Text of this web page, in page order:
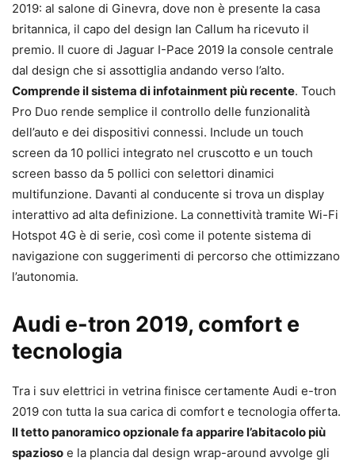
2019: al salone di Ginevra, dove non è presente la casa
britannica, il capo del design Ian Callum ha ricevuto il
premio. Il cuore di Jaguar I-Pace 2019 la console centrale
dal design che si assottiglia andando verso l’alto.
Comprende il sistema di infotainment più recente. Touch
Pro Duo rende semplice il controllo delle funzionalità
dell’auto e dei dispositivi connessi. Include un touch
screen da 10 pollici integrato nel cruscotto e un touch
screen basso da 5 pollici con selettori dinamici
multifunzione. Davanti al conducente si trova un display
interattivo ad alta definizione. La connettività tramite Wi-Fi
Hotspot 4G è di serie, così come il potente sistema di
navigazione con suggerimenti di percorso che ottimizzano
l’autonomia.
Audi e-tron 2019, comfort e
tecnologia
Tra i suv elettrici in vetrina finisce certamente Audi e-tron
2019 con tutta la sua carica di comfort e tecnologia offerta.
Il tetto panoramico opzionale fa apparire l’abitacolo più
spazioso e la plancia dal design wrap-around avvolge gli